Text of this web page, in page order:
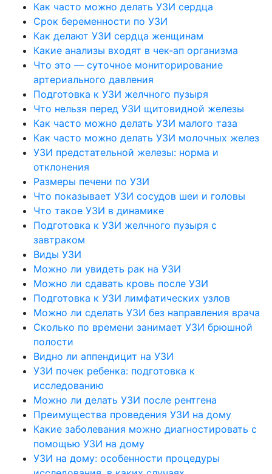
Как часто можно делать УЗИ сердца
Срок беременности по УЗИ
Как делают УЗИ сердца женщинам
Какие анализы входят в чек-ап организма
Что это — суточное мониторирование
артериального давления
Подготовка к УЗИ желчного пузыря
Что нельзя перед УЗИ щитовидной железы
Как часто можно делать УЗИ малого таза
Как часто можно делать УЗИ молочных желез
УЗИ предстательной железы: норма и
отклонения
Размеры печени по УЗИ
Что показывает УЗИ сосудов шеи и головы
Что такое УЗИ в динамике
Подготовка к УЗИ желчного пузыря с
завтраком
Виды УЗИ
Можно ли увидеть рак на УЗИ
Можно ли сдавать кровь после УЗИ
Подготовка к УЗИ лимфатических узлов
Можно ли сделать УЗИ без направления врача
Сколько по времени занимает УЗИ брюшной
полости
Видно ли аппендицит на УЗИ
УЗИ почек ребенка: подготовка к
исследованию
Можно ли делать УЗИ после рентгена
Преимущества проведения УЗИ на дому
Какие заболевания можно диагностировать с
помощью УЗИ на дому
УЗИ на дому: особенности процедуры